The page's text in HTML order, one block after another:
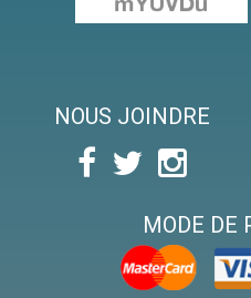
NOUS JOINDRE
MODE DE